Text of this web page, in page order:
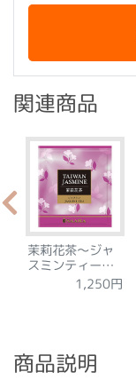
関連商品
茉莉花茶～ジャ
スミンティー～
ティーバッグ10
1,250円
商品説明